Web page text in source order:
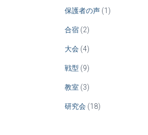
保護者の声(1)
合宿(2)
大会(4)
戦型 (9)
教室 (3)
研究会(18)